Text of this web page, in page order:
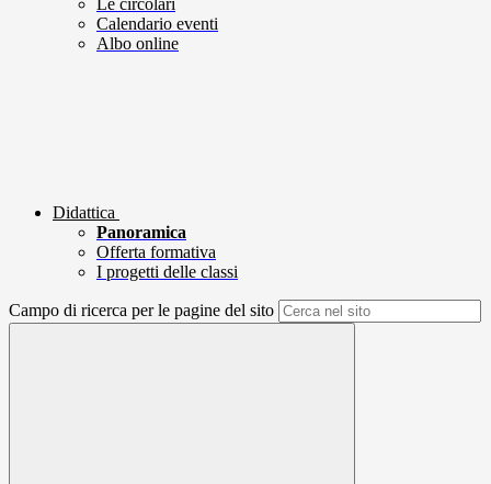
Le circolari
Calendario eventi
Albo online
Didattica
Panoramica
Offerta formativa
I progetti delle classi
Campo di ricerca per le pagine del sito